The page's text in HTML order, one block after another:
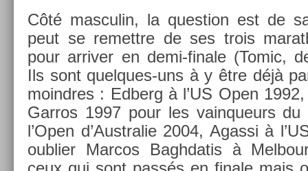
Côté mas­culin, la ques­tion est de
peut se re­mettre de ses trois
pour ar­riv­er en demi-finale (Tomic,
Ils sont quelques-uns à y être déjà
moindres : Ed­berg à l’US Open
Garros 1997 pour les vain­queurs
l’Open d’Australie 2004, Agas­si à
oub­li­er Mar­cos Baghdatis à